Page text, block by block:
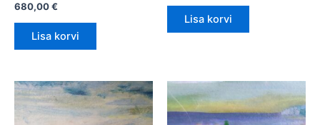
680,00€
Lisa korvi
Lisa korvi